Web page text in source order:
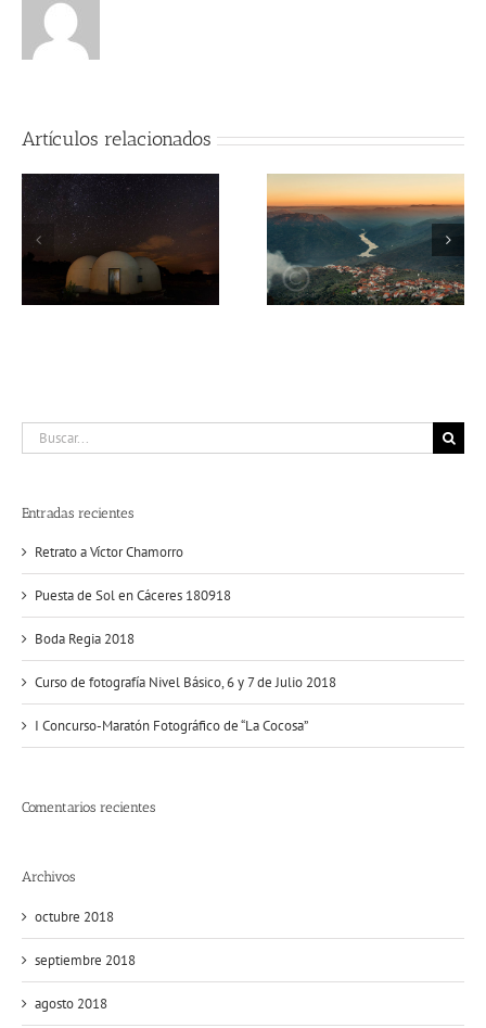
Artículos relacionados
Parque Natural Do Douro
Intenacional
El Salto de Saucelle
Buscar:
Entradas recientes
Retrato a Víctor Chamorro
Puesta de Sol en Cáceres 180918
Boda Regia 2018
Curso de fotografía Nivel Básico, 6 y 7 de Julio 2018
I Concurso-Maratón Fotográfico de “La Cocosa”
Comentarios recientes
Archivos
octubre 2018
septiembre 2018
agosto 2018